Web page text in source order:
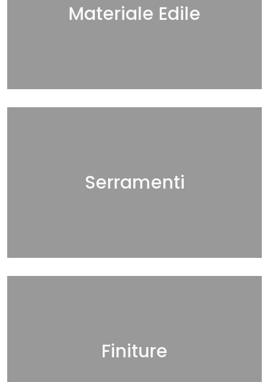
Materiale Edile
Serramenti
Finiture